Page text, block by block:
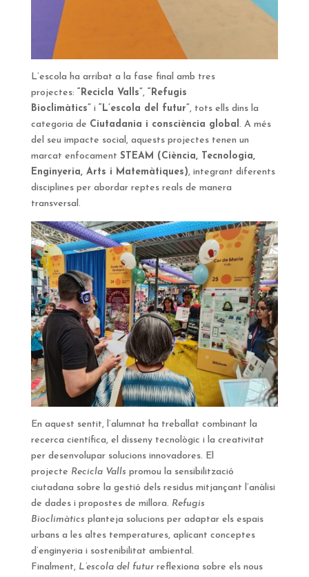
L’escola ha arribat a la fase final amb tres
projectes:
“Recicla Valls”,
“Refugis
Bioclimàtics” i “L’escola del futur”, tots ells dins la
categoria de Ciutadania i consciència global. A més
del seu impacte social, aquests projectes tenen un
marcat enfocament STEAM (Ciència, Tecnologia,
Enginyeria, Arts i Matemàtiques), integrant diferents
disciplines per abordar reptes reals de manera
transversal.
En aquest sentit, l’alumnat ha treballat combinant la
recerca científica, el disseny tecnològic i la creativitat
per desenvolupar solucions innovadores. El
projecte Recicla Valls promou la sensibilització
ciutadana sobre la gestió dels residus mitjançant l’anàlisi
de dades i propostes de millora. Refugis
Bioclimàtics planteja solucions per adaptar els espais
urbans a les altes temperatures, aplicant conceptes
d’enginyeria i sostenibilitat ambiental.
Finalment, L’escola del futurreflexiona sobre els nous